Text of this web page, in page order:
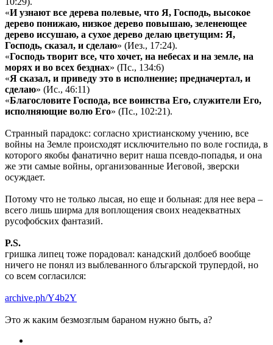
«И узнают все дерева полевые, что Я, Господь, высокое
дерево понижаю, низкое дерево повышаю, зеленеющее
дерево иссушаю, а сухое дерево делаю цветущим: Я,
Господь, сказал, и сделаю» (Иез., 17:24).
«Господь творит все, что хочет, на небесах и на земле, на
морях и во всех безднах» (Пс., 134:6)
«Я сказал, и приведу это в исполнение; предначертал, и
сделаю» (Ис., 46:11)
«Благословите Господа, все воинства Его, служители Его,
исполняющие волю Его» (Пс., 102:21).
Странный парадокс: согласно христианскому учению, все
войны на Земле происходят исключительно по воле госпида, в
которого якобы фанатично верит наша псевдо-попадья, и она
же эти самые войны, организованные Иеговой, зверски
осуждает.
Потому что не только лысая, но еще и больная: для нее вера –
всего лишь ширма для воплощения своих неадекватных
русофобских фантазий.
P.S.
гришка липец тоже порадовал: канадский долбоеб вообще
ничего не понял из выблеванного блъгарской трупердой, но
со всем согласился:
archive.ph/Y4b2Y
Это ж каким безмозглым бараном нужно быть, а?